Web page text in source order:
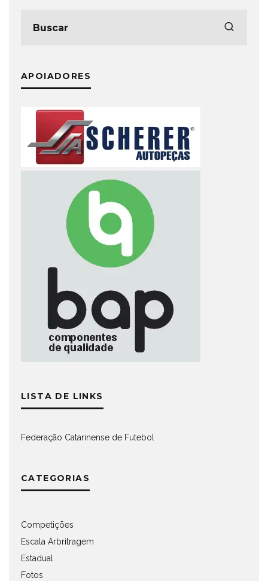
APOIADORES
LISTA DE LINKS
Federação Catarinense de Futebol
CATEGORIAS
Competições
Escala Arbritragem
Estadual
Fotos